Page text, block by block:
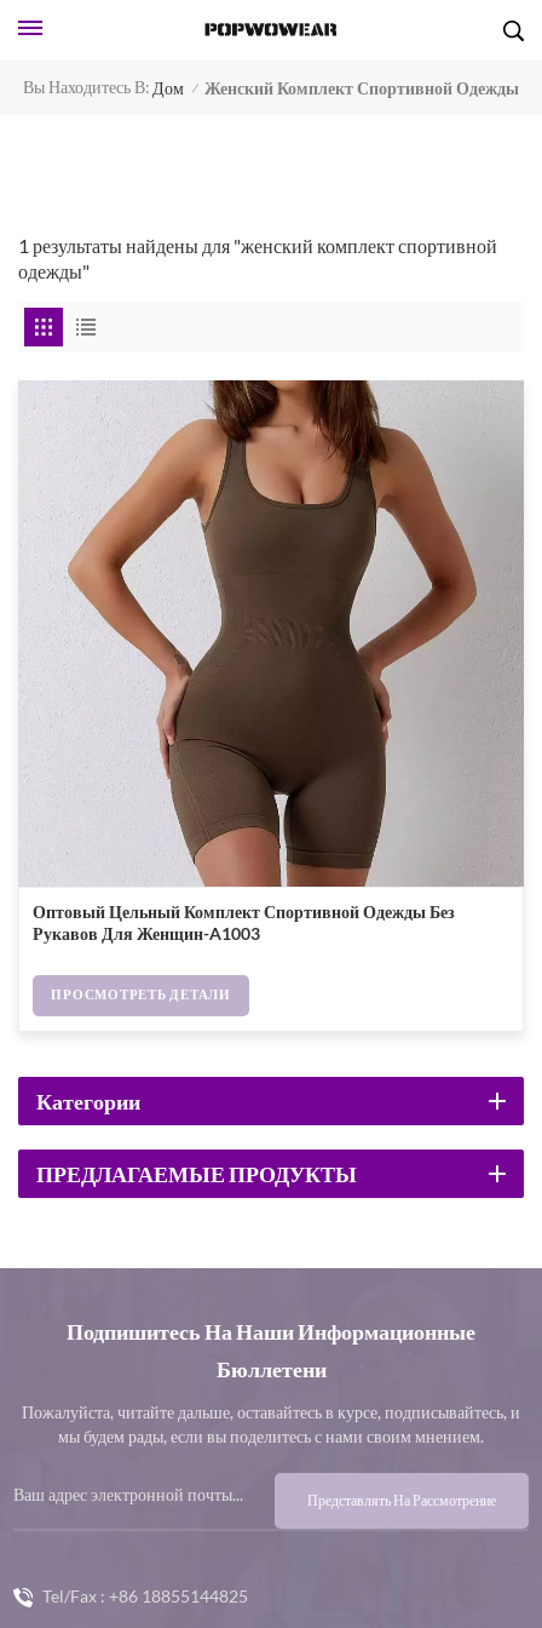
Вы Находитесь В: Дом / Женский Комплект Спортивной Одежды
1 результаты найдены для "женский комплект спортивной
одежды"
Оптовый Цельный Комплект Спортивной Одежды Без
Рукавов Для Женщин-A1003
ПРОСМОТРЕТЬ ДЕТАЛИ
Категории
ПРЕДЛАГАЕМЫЕ ПРОДУКТЫ
Подпишитесь На Наши Информационные
Бюллетени
Пожалуйста, читайте дальше, оставайтесь в курсе, подписывайтесь, и
мы будем рады, если вы поделитесь с нами своим мнением.
Представлять На Рассмотрение
Tel/Fax : +86 18855144825